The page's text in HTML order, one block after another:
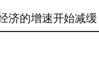
的增速开始减